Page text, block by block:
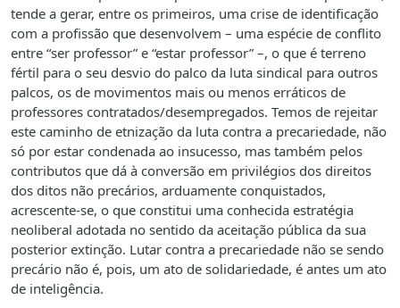
tende a gerar, entre os primeiros, uma crise de identificação
com a profissão que desenvolvem – uma espécie de conflito
entre “ser professor” e “estar professor” –, o que é terreno
fértil para o seu desvio do palco da luta sindical para outros
palcos, os de movimentos mais ou menos erráticos de
professores contratados/desempregados. Temos de rejeitar
este caminho de etnização da luta contra a precariedade, não
só por estar condenada ao insucesso, mas também pelos
contributos que dá à conversão em privilégios dos direitos
dos ditos não precários, arduamente conquistados,
acrescente-se, o que constitui uma conhecida estratégia
neoliberal adotada no sentido da aceitação pública da sua
posterior extinção. Lutar contra a precariedade não se sendo
precário não é, pois, um ato de solidariedade, é antes um ato
de inteligência.